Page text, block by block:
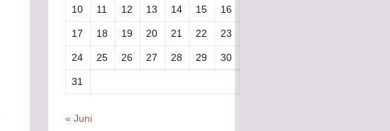
10 11 12 13 14 15 16
17 18 19 20 21 22 23
24 25 26 27 28 29 30
31
« Juni